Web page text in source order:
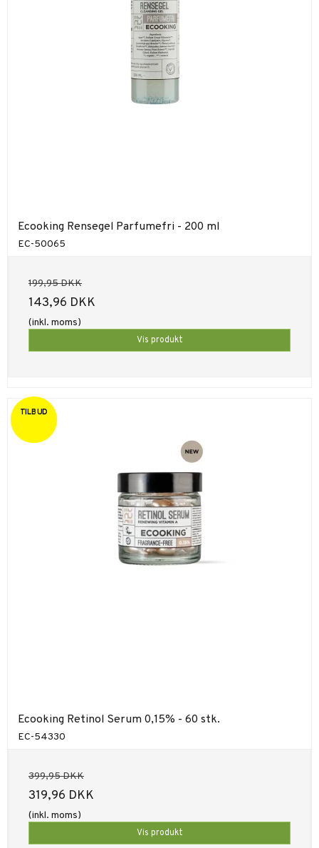
Ecooking Rensegel Parfumefri - 200 ml
EC-50065
199,95 DKK
143,96 DKK
(inkl. moms)
Vis produkt
TILBUD
Ecooking Retinol Serum 0,15% - 60 stk.
EC-54330
399,95 DKK
319,96 DKK
(inkl. moms)
Vis produkt